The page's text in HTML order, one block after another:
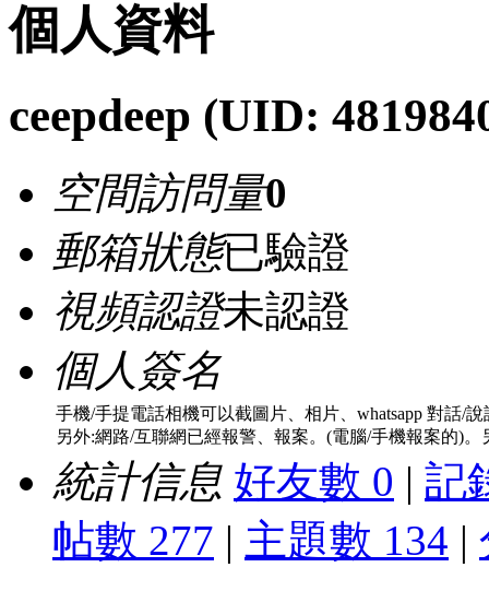
個人資料
ceepdeep (UID:
空間訪問量0
郵箱狀態已驗證
視頻認證未認證
個人簽名
手機/手提電話相機可以截圖片、相片、whatsapp 對話/
另外:網路/互聯網已經報警、報案。(電腦/手機報案的)
統計信息 好友數 0 | 記
帖數 277 | 主題數 134 |